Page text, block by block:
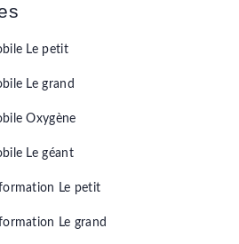
Le petit
Le grand
Oxygène
Le géant
Le petit
Le grand